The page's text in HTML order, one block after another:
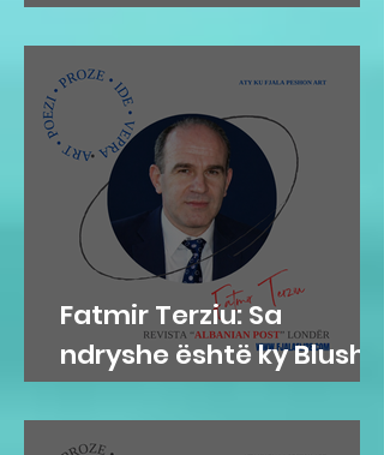
me dashuri
Fatmir Terziu: Sa
ndryshe është ky Blushi
nga Blushi